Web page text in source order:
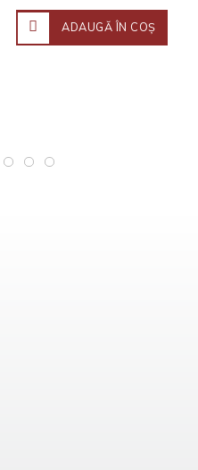
ADAUGĂ ÎN COŞ